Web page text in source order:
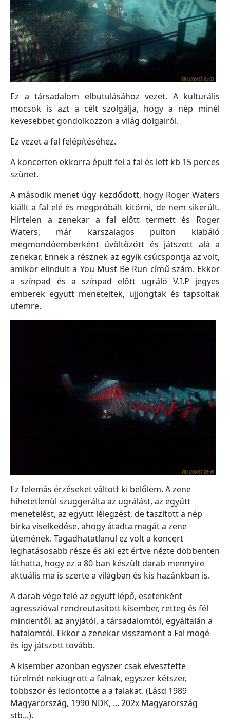
Ez a társadalom elbutulásához vezet. A kulturális
mocsok is azt a célt szolgálja, hogy a nép minél
kevesebbet gondolkozzon a világ dolgairól.
Ez vezet a fal felépítéséhez.
A koncerten ekkorra épült fel a fal és lett kb 15 perces
szünet.
A második menet úgy kezdődött, hogy Roger Waters
kiállt a fal elé és megpróbált kitörni, de nem sikerült.
Hirtelen a zenekar a fal előtt termett és Roger
Waters, már karszalagos pulton kiabáló
megmondóemberként üvöltözött és játszott alá a
zenekar. Ennek a résznek az egyik csúcspontja az volt,
amikor elindult a You Must Be Run című szám. Ekkor
a színpad és a színpad előtt ugráló V.I.P jegyes
emberek együtt meneteltek, ujjongtak és tapsoltak
ütemre.
Ez felemás érzéseket váltott ki belőlem. A zene
hihetetlenül szuggerálta az ugrálást, az együtt
menetelést, az együtt lélegzést, de taszított a nép
birka viselkedése, ahogy átadta magát a zene
ütemének. Tagadhatatlanul ez volt a koncert
leghatásosabb része és aki ezt értve nézte döbbenten
láthatta, hogy ez a 80-ban készült darab mennyire
aktuális ma is szerte a világban és kis hazánkban is.
A darab vége felé az együtt lépő, esetenként
agresszióval rendreutasított kisember, retteg és fél
mindentől, az anyjától, a társadalomtól, egyáltalán a
hatalomtól. Ekkor a zenekar visszament a Fal mögé
és így játszott tovább.
A kisember azonban egyszer csak elvesztette
türelmét nekiugrott a falnak, egyszer kétszer,
többször és ledöntötte a a falakat. (Lásd 1989
Magyarország, 1990 NDK, ... 202x Magyarország
stb...).